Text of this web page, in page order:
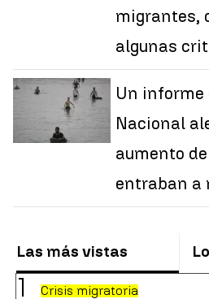
migrantes,
algunas
Un informe
Nacional
aumento
entraban a
Las más vistas
Crisis migratoria